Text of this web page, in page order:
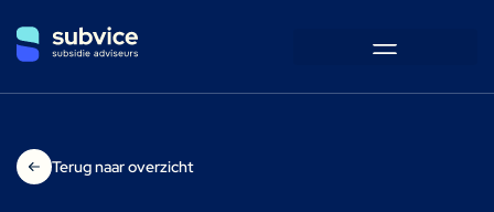
Terug naar overzicht